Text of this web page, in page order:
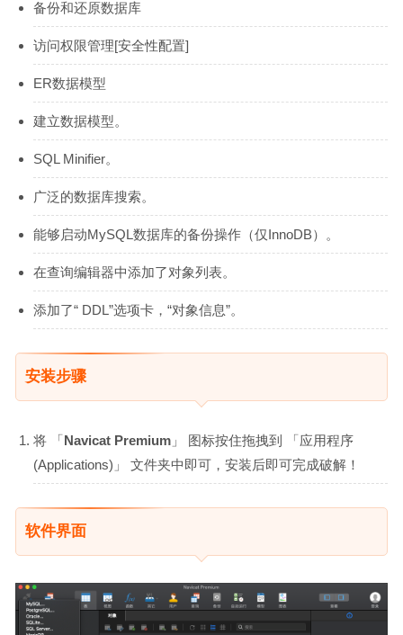
备份和还原数据库
访问权限管理[安全性配置]
ER数据模型
建立数据模型。
SQL Minifier。
广泛的数据库搜索。
能够启动MySQL数据库的备份操作（仅InnoDB）。
在查询编辑器中添加了对象列表。
添加了“ DDL”选项卡，“对象信息”。
安装步骤
将 「Navicat Premium 」 图标按住拖拽到 「应用程序
(Applications)」 文件夹中即可，安装后即可完成破解！
软件界面